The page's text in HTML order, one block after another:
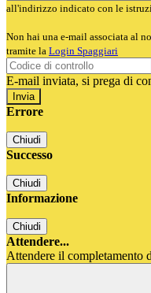
all'indirizzo indicato con le
Non hai una e-mail associata al
tramite la Login Spaggiari
E-mail inviata, si prega di
Errore
Chiudi
Successo
Chiudi
Informazione
Chiudi
Attendere...
Attendere il completamento